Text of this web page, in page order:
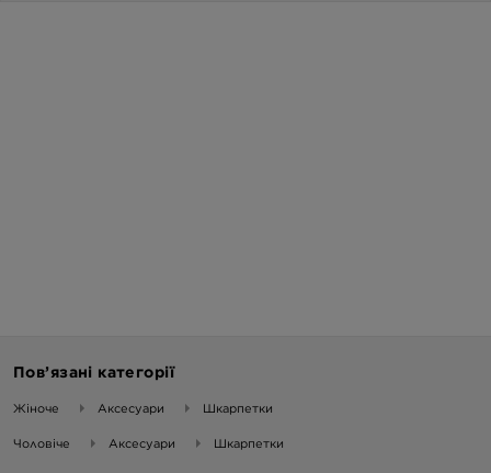
Пов’язані категорії
Жіноче Аксесуари Шкарпетки
Чоловіче Аксесуари Шкарпетки